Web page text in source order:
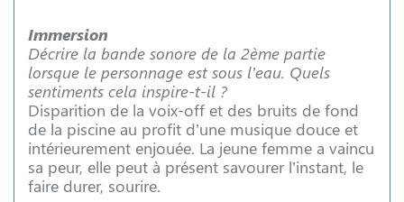
Immersion
Décrire la bande sonore de la 2ème partie
lorsque le personnage est sous l’eau. Quels
sentiments cela inspire-t-il ?
Disparition de la voix-off et des bruits de fond
de la piscine au profit d’une musique douce et
intérieurement enjouée. La jeune femme a vaincu
sa peur, elle peut à présent savourer l’instant, le
faire durer, sourire.